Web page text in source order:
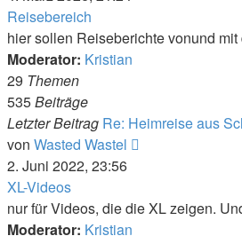
Reisebereich
hier sollen Reiseberichte vonund mit
Moderator: Kristian
29 Themen
535Beiträge
Letzter Beitrag Re: Heimreise aus
von Wasted Wastel
2. Juni 2022, 23:56
XL-Videos
nur für Videos, die die XL zeigen.
Moderator: Kristian